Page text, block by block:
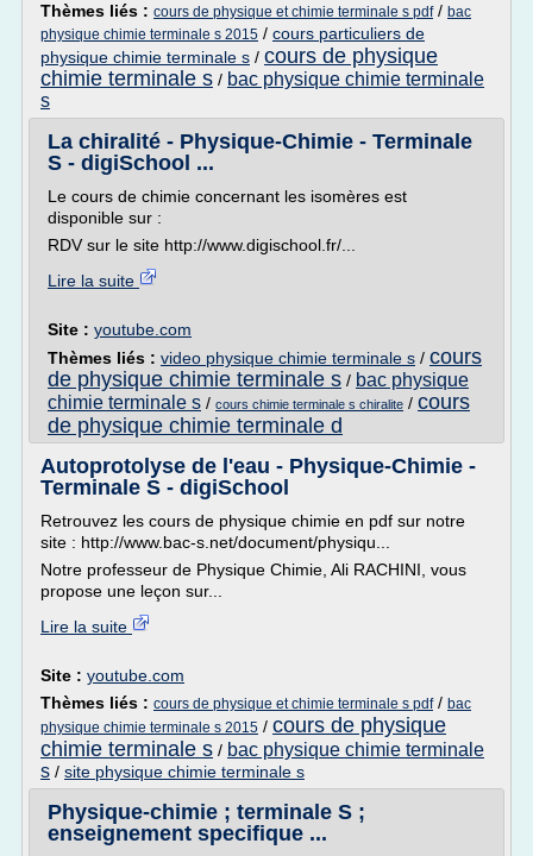
Thèmes liés : cours de physique et chimie terminale s pdf/ bac
physique chimie terminale s 2015 / cours particuliers de
physique chimie terminale s / cours de physique
chimie terminale s / bac physique chimie terminale
s
La chiralité - Physique-Chimie - Terminale
S - digiSchool ...
Le cours de chimie concernant les isomères est
disponible sur :
RDV sur le site http://www.digischool.fr/...
Lire la suite
Site : youtube.com
Thèmes liés : video physique chimie terminale s / cours
de physique chimie terminale s / bac physique
chimie terminale s / cours chimie terminale s chiralite / cours
de physique chimie terminale d
Autoprotolyse de l'eau - Physique-Chimie -
Terminale S - digiSchool
Retrouvez les cours de physique chimie en pdf sur notre
site : http://www.bac-s.net/document/physiqu...
Notre professeur de Physique Chimie, Ali RACHINI, vous
propose une leçon sur...
Lire la suite
Site : youtube.com
Thèmes liés : cours de physique et chimie terminale s pdf/ bac
physique chimie terminale s 2015 / cours de physique
chimie terminale s / bac physique chimie terminale
s / site physique chimie terminale s
Physique-chimie ; terminale S ;
enseignement specifique ...